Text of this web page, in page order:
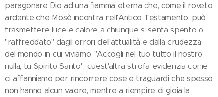
paragonare Dio ad una fiamma eterna che, come il roveto
ardente che Mosè incontra nell'Antico Testamento, può
trasmettere luce e calore a chiunque si senta spento o
"raffreddato" dagli orrori dell'attualità e dalla crudezza
del mondo in cui viviamo. "Accogli nel tuo tutto il nostro
nulla, tu Spirito Santo": quest'altra strofa evidenzia come
ci affanniamo per rincorrere cose e traguardi che spesso
non hanno alcun valore, mentre a riempire di gioia la